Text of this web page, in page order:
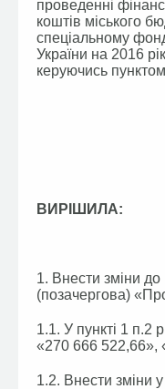
проведенні
коштів міського
спеціальному
України на 2016
керуючись
ВИРІШИЛА:
1. Внести зміни до
(позачергова)
1.1. У пункті 1
«270 666 522,66»,
1.2. Внести зміни